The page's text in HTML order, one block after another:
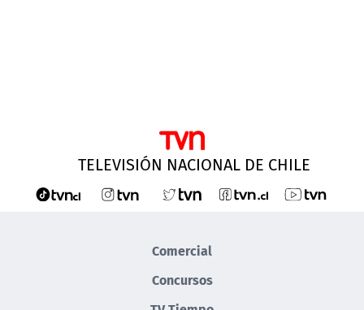
TELEVISIÓN NACIONAL DE CHILE
Comercial
Concursos